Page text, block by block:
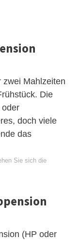
zwei Mahlzeiten
Die
oder
doch viele
das
Sie sich die
(HP oder